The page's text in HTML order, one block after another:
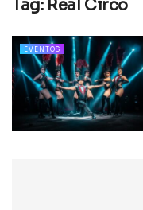
Tag: Real Circo
EVENTOS